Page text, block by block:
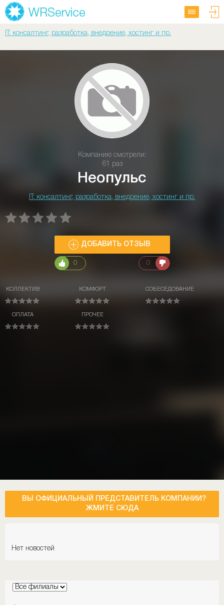
IT: консалтинг, разработка, внедрение, хостинг и пр.
Компанию смотрели:
61 раз
Неопульс
IT: консалтинг, разработка, внедрение, хостинг и пр.
ДОБАВИТЬ ОТЗЫВ
0 0
КОЛЛЕКТИВ
ОПЛАТА
КОМФОРТ
ПРОЧЕЕ
СОБЕСЕДОВАНИЕ
ВЫ ОФИЦИАЛЬНЫЙ ПРЕДСТАВИТЕЛЬ КОМПАНИИ?
ЖМИТЕ СЮДА
Нет новостей